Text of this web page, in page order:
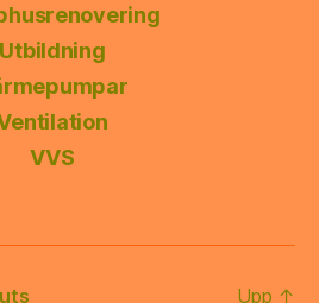
Utbildning
VVS
Upp ↑